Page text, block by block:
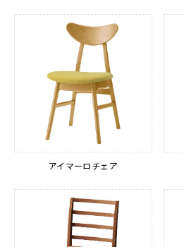
アイマーロチェア